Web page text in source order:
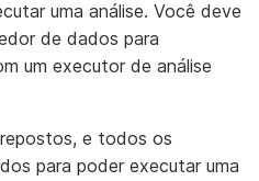
uma análise. Você deve
de dados para
um executor de análise
e todos os
para poder executar uma